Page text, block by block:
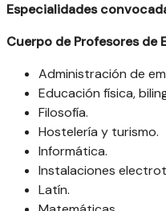
Especialidades
Cuerpo de Profesores de
Administración de
Educación física,
Filosofía.
Hostelería y turismo.
Informática.
Instalaciones
Latín.